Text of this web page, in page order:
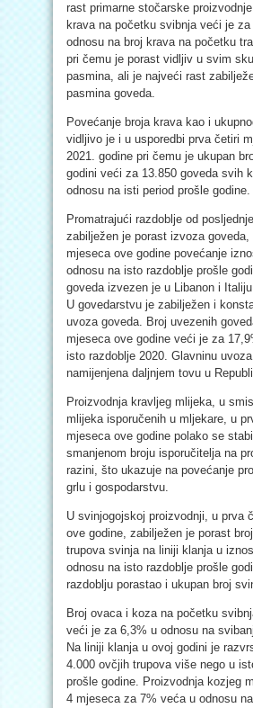
rast primarne stočarske
krava na početku svibnja veći je za
odnosu na broj krava na početku
pri čemu je porast vidljiv u svim
pasmina, ali je najveći rast
pasmina goveda.
Povećanje broja krava kao i
vidljivo je i u usporedbi prva četiri
2021. godine pri čemu je ukupan
godini veći za 13.850 goveda svih
odnosu na isti period prošle godine.
Promatrajući razdoblje od
zabilježen je porast izvoza goveda,
mjeseca ove godine povećanje
odnosu na isto razdoblje prošle
goveda izvezen je u Libanon i
U govedarstvu je zabilježen i
uvoza goveda. Broj uvezenih
mjeseca ove godine veći je za
isto razdoblje 2020. Glavninu
namijenjena daljnjem tovu u
Proizvodnja kravljeg mlijeka, u
mlijeka isporučenih u mljekare, u
mjeseca ove godine polako se
smanjenom broju isporučitelja na
razini, što ukazuje na povećanje
grlu i gospodarstvu.
U svinjogojskoj proizvodnji, u prva
ove godine, zabilježen je porast
trupova svinja na liniji klanja u
odnosu na isto razdoblje prošle
razdoblju porastao i ukupan broj
Broj ovaca i koza na početku
veći je za 6,3% u odnosu na
Na liniji klanja u ovoj godini je
4.000 ovčjih trupova više nego u
prošle godine. Proizvodnja kozjeg
4 mjeseca za 7% veća u odnosu